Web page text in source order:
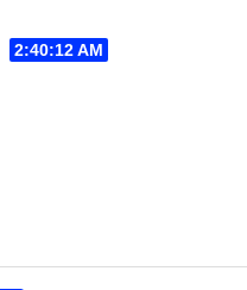
2:40:13 AM